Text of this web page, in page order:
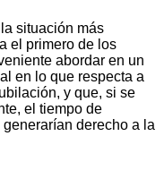
situación más
el primero de los
abordar en un
en lo que respecta a
y que, si se
el tiempo de
derecho a la